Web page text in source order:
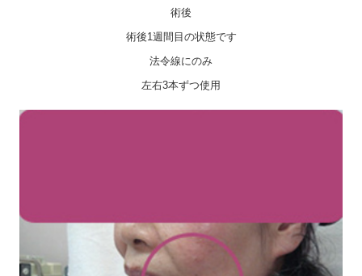
術後
術後1週間目の状態です
法令線にのみ
左右3本ずつ使用